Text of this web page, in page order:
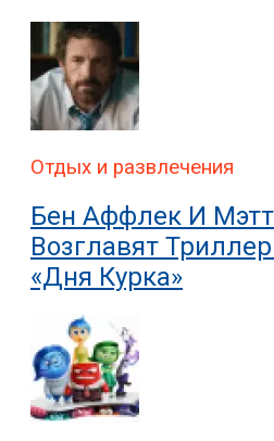
Отдых и развлечения
Бен Аффлек И
Возглавят
«Дня Курка»